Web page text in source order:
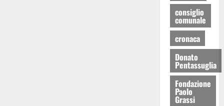
consiglio
comunale
cronaca
Donato
Pentassuglia
Fondazione
Paolo
Grassi